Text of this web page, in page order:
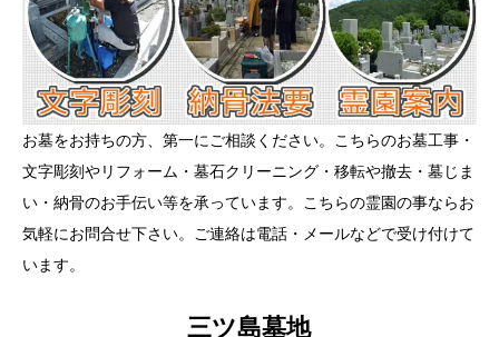
お墓をお持ちの方、第一にご相談ください。こちらのお墓工事・
文字彫刻やリフォーム・墓石クリーニング・移転や撤去・墓じま
い・納骨のお手伝い等を承っています。こちらの霊園の事ならお
気軽にお問合せ下さい。ご連絡は電話・メールなどで受け付けて
います。
三ツ島墓地